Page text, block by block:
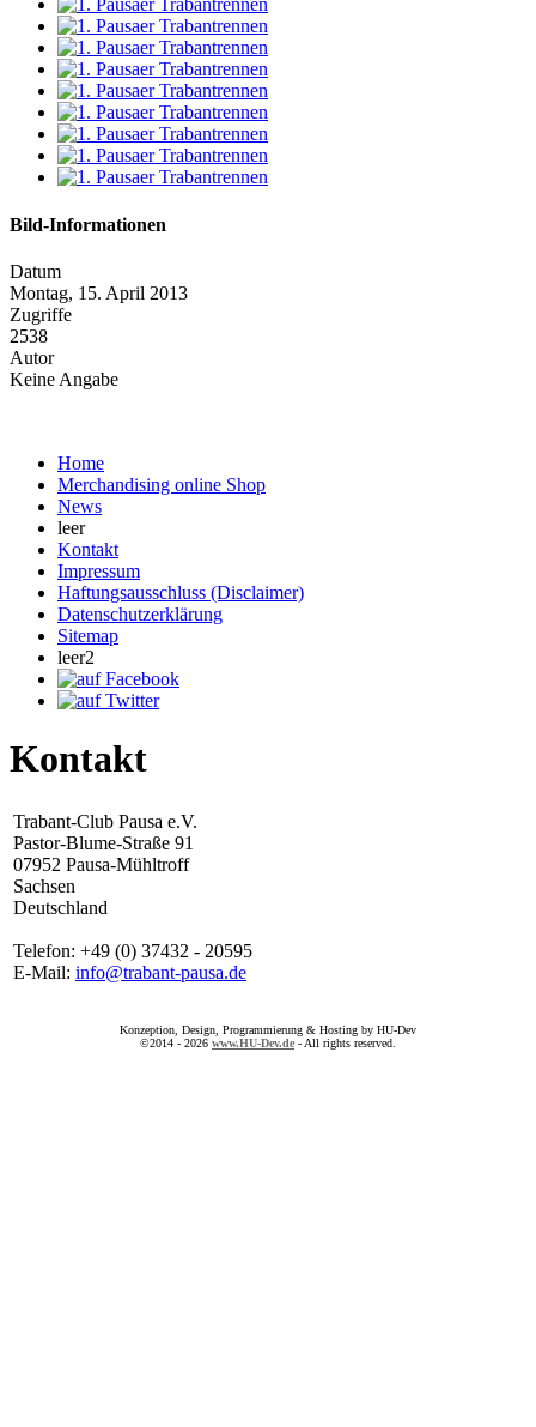
Bild-Informationen
Datum
Montag, 15. April 2013
Zugriffe
2538
Autor
Keine Angabe
Home
Merchandising online Shop
News
leer
Kontakt
Impressum
Haftungsausschluss (Disclaimer)
Datenschutzerklärung
Sitemap
leer2
Kontakt
Trabant-Club Pausa e.V.
Pastor-Blume-Straße 91
07952 Pausa-Mühltroff
Sachsen
Deutschland
Telefon: +49 (0) 37432 - 20595
E-Mail: info@trabant-pausa.de
Konzeption, Design, Programmierung & Hosting by HU-Dev
©2014 - 2026 www.HU-Dev.de - All rights reserved.